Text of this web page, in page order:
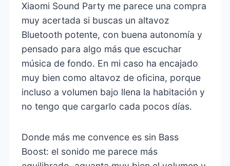
Xiaomi Sound Party me parece una compra
muy acertada si buscas un altavoz
Bluetooth potente, con buena autonomía y
pensado para algo más que escuchar
música de fondo. En mi caso ha encajado
muy bien como altavoz de oficina, porque
incluso a volumen bajo llena la habitación y
no tengo que cargarlo cada pocos días.
Donde más me convence es sin Bass
Boost: el sonido me parece más